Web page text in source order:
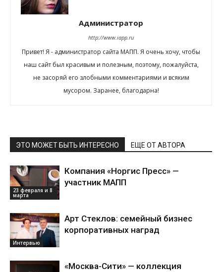
Администратор
http://www.iapp.ru
Привет! Я - администратор сайта МАПП. Я очень хочу, чтобы
наш сайт был красивым и полезным, поэтому, пожалуйста,
не засоряй его злобными комментариями и всяким
мусором. Заранее, благодарна!
ЭТО МОЖЕТ БЫТЬ ИНТЕРЕСНО ЕЩЕ ОТ АВТОРА
23 февраля и 8
марта
Компания «Норгис Пресс» —
участник МАПП
Интервью
Арт Стеклов: семейный бизнес
корпоративных наград
«Москва-Сити» — коллекция